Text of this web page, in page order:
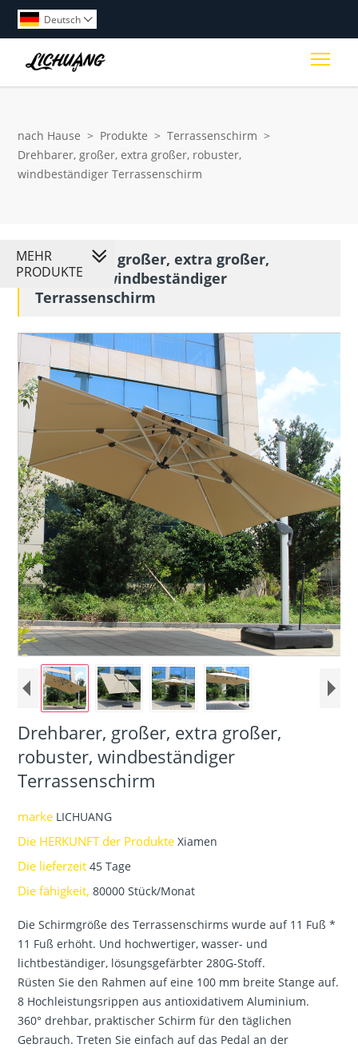
Deutsch 
nach Hause > Produkte > Terrassenschirm >
Drehbarer, großer, extra großer, robuster,
windbeständiger Terrassenschirm
Drehbarer, großer, extra großer,
robuster, windbeständiger
Terrassenschirm
Drehbarer, großer, extra großer,
robuster, windbeständiger
Terrassenschirm
marke LICHUANG
Die HERKUNFT der ProdukteXiamen
Die lieferzeit45 Tage
Die fähigkeit,80000 Stück/Monat
Die Schirmgröße des Terrassenschirms wurde auf 11 Fuß *
11 Fuß erhöht. Und hochwertiger, wasser- und
lichtbeständiger, lösungsgefärbter 280G-Stoff.
Rüsten Sie den Rahmen auf eine 100 mm breite Stange auf.
8 Hochleistungsrippen aus antioxidativem Aluminium.
360° drehbar, praktischer Schirm für den täglichen
Gebrauch. Treten Sie einfach auf das Pedal an der
MEHR
PRODUKTE